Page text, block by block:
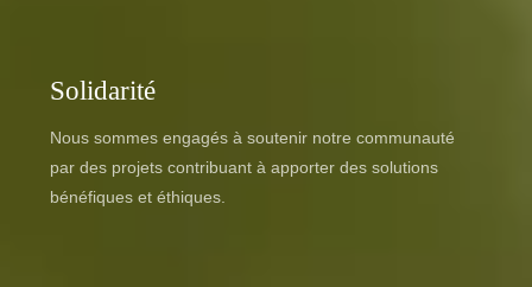
Solidarité
Nous sommes engagés à soutenir notre communauté
par des projets contribuant à apporter des solutions
bénéfiques et éthiques.